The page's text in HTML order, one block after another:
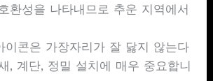
환성을 나타내므로 추운 지역에서
이콘은 가장자리가 잘 닳지 않는다
, 계단, 정밀 설치에 매우 중요합니